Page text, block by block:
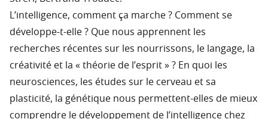
L’intelligence, comment ça marche ? Comment se
développe-t-elle ? Que nous apprennent les
recherches récentes sur les nourrissons, le langage, la
créativité et la « théorie de l’esprit » ? En quoi les
neurosciences, les études sur le cerveau et sa
plasticité, la génétique nous permettent-elles de mieux
comprendre le développement de l’intelligence chez